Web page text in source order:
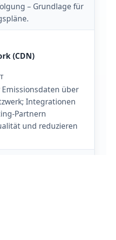
– Grundlage für
(CDN)
über
Integrationen
Partnern
und reduzieren